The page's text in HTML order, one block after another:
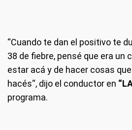
“Cuando te dan el positivo te
38 de fiebre, pensé que era un
estar acá y de hacer cosas
hacés“, dijo el conductor en
programa.